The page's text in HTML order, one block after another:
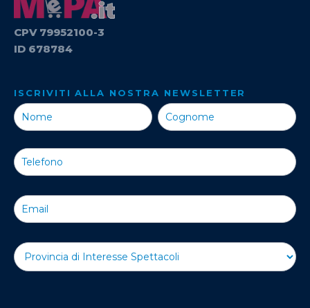
CPV 79952100-3
ID 678784
ISCRIVITI ALLA NOSTRA NEWSLETTER
Iscriviti alla